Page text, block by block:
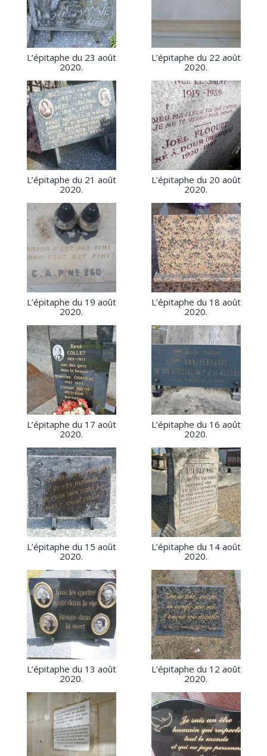
L’épitaphe du 23 août
2020.
L’épitaphe du 22 août
2020.
L’épitaphe du 21 août
2020.
L’épitaphe du 20 août
2020.
L’épitaphe du 19 août
2020.
L’épitaphe du 18 août
2020.
L’épitaphe du 17 août
2020.
L’épitaphe du 16 août
2020.
L’épitaphe du 15 août
2020.
L’épitaphe du 14 août
2020.
L’épitaphe du 13 août
2020.
L’épitaphe du 12 août
2020.